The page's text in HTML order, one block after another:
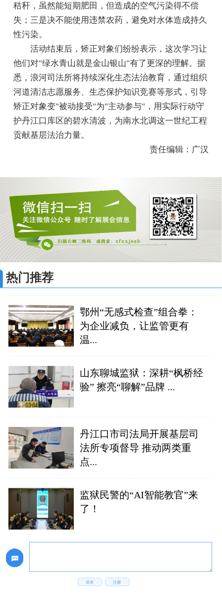
秸秆，虽然能短期肥田，但造成的空气污染得不偿
失；三是决不能使用违禁农药，避免对水体造成持久
性污染。
活动结束后，矫正对象们纷纷表示，这次学习让
他们对"绿水青山就是金山银山"有了更深的理解。据
悉，浪河司法所将持续深化生态法治教育，通过组织
河道清洁志愿服务、生态保护知识竞赛等形式，引导
矫正对象变"被动接受"为"主动参与"，用实际行动守
护丹江口库区的碧水清波，为南水北调这一世纪工程
贡献基层法治力量。
责任编辑：广汉
热门推荐
鄂州“无感式检查”组合拳：
为企业减负，让监管更有
温...
山东聊城监狱：深耕“枫桥经
验” 擦亮“聊解”品牌 ...
丹江口市司法局开展基层司
法所专项督导 推动两类重
点...
监狱民警的“AI智能教官”来
了！
登录 注册